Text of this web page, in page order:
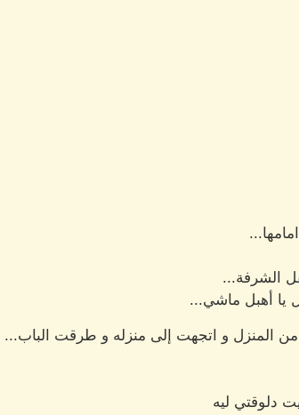
الشرفة...
يا أهبل ماشي...
و اتجهت إلى منزله و طرقت الباب...
دلوقتي ليه